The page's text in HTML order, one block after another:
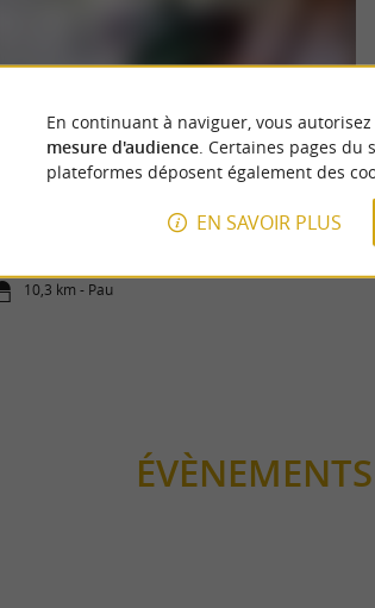
Shopping à Pau, une journée qui rime avec lèche-
10,3 km - Pau
Détente
ÉVÈNEMENTS
En continuant à naviguer, vous
mesure d'audience. Certaines pages du
plateformes déposent également des
EN SAVOIR PLUS